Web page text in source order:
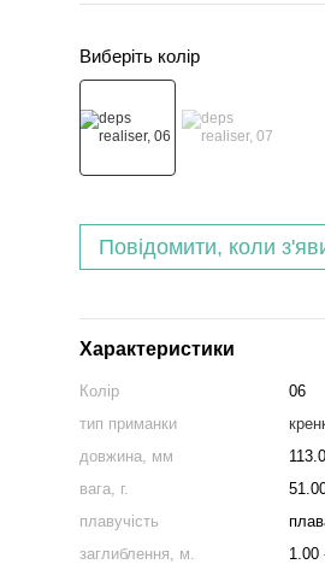
Виберіть колір
Повідомити, коли
Характеристики
Колір
06
тип приманки
довжина, мм
113.0
вага, г.
плавучість
заглиблення, м.
1.00